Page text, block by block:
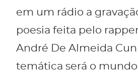
em um rádio a
poesia feita pelo
André De Almeida
temática será o